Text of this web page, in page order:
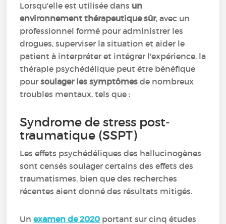
Lorsqu'elle est utilisée dans un
environnement thérapeutique sûr, avec un
professionnel formé pour administrer les
drogues, superviser la situation et aider le
patient à interpréter et intégrer l'expérience, la
thérapie psychédélique peut être bénéfique
poursoulager les symptômes de nombreux
troubles mentaux, tels que :
Syndrome de stress post-
traumatique (SSPT)
Les effets psychédéliques des hallucinogènes
sont censés soulager certains des effets des
traumatismes, bien que des recherches
récentes aient donné des résultats mitigés.
Unexamen de 2020 portant sur cinq études